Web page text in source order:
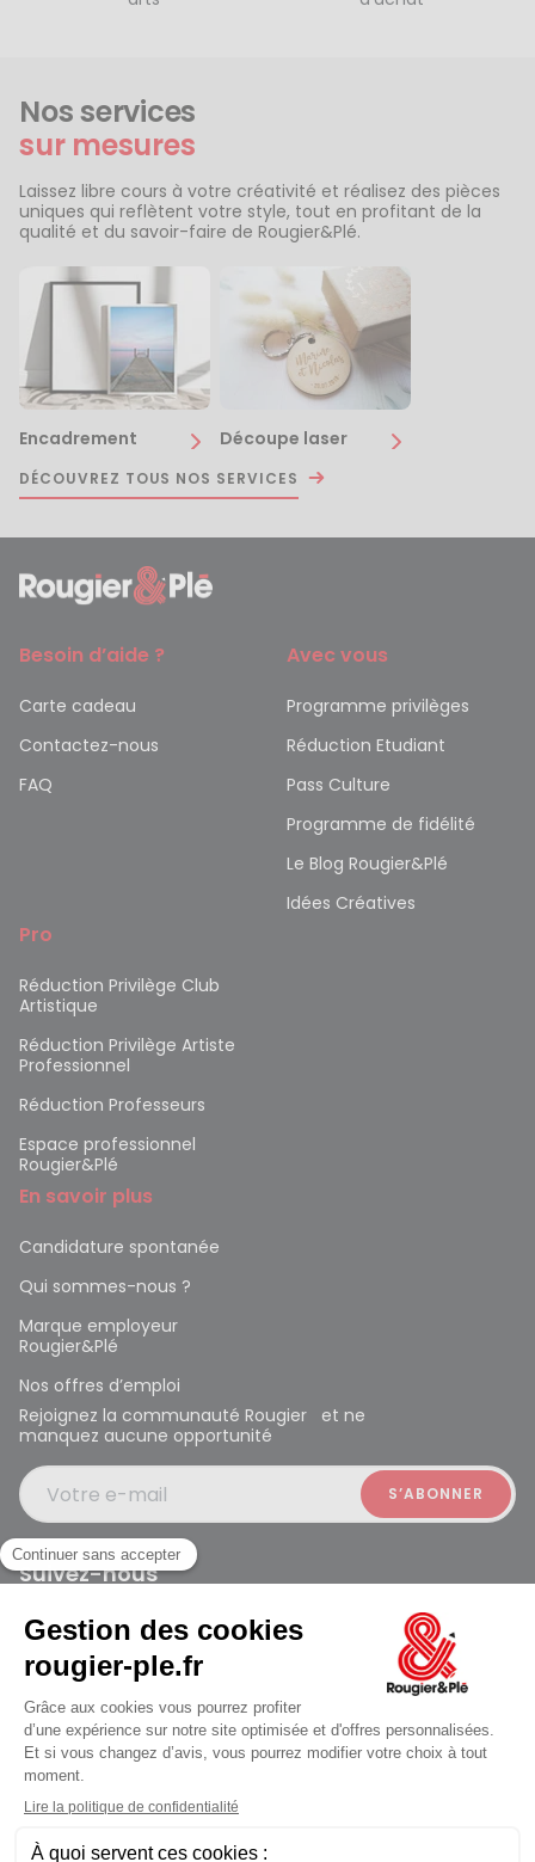
jusqu'au Samedi à 10:00
Nos services
sur mesures
Laissez libre cours à votre créativité et réalisez des pièces
uniques qui reflètent votre style, tout en profitant de la
qualité et du savoir-faire de Rougier&Plé.
Encadrement Découpe laser
DÉCOUVREZ TOUS NOS SERVICES
Besoin d’aide ?
Carte cadeau
Contactez-nous
FAQ
Avec vous
Programme privilèges
Réduction Etudiant
Pass Culture
Programme de fidélité
Le Blog Rougier&Plé
Idées Créatives
Pro
Réduction Privilège Club
Artistique
Réduction Privilège Artiste
Professionnel
Réduction Professeurs
Espace professionnel
Rougier&Plé
En savoir plus
Candidature spontanée
Qui sommes-nous ?
Marque employeur
Rougier&Plé
Nos offres d’emploi
Rejoignez la communauté Rougier et ne
manquez aucune opportunité
Votre e-mail
Suivez-nous
Rougier et Plé 2024 Copyright
Mentions légales
Conditions générales des ventes